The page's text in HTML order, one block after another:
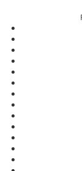
Bujie
Releu
Caroserie
Absorbant bara
Absorbant bara V
Actuator capsa
Aripă
Aripă spate